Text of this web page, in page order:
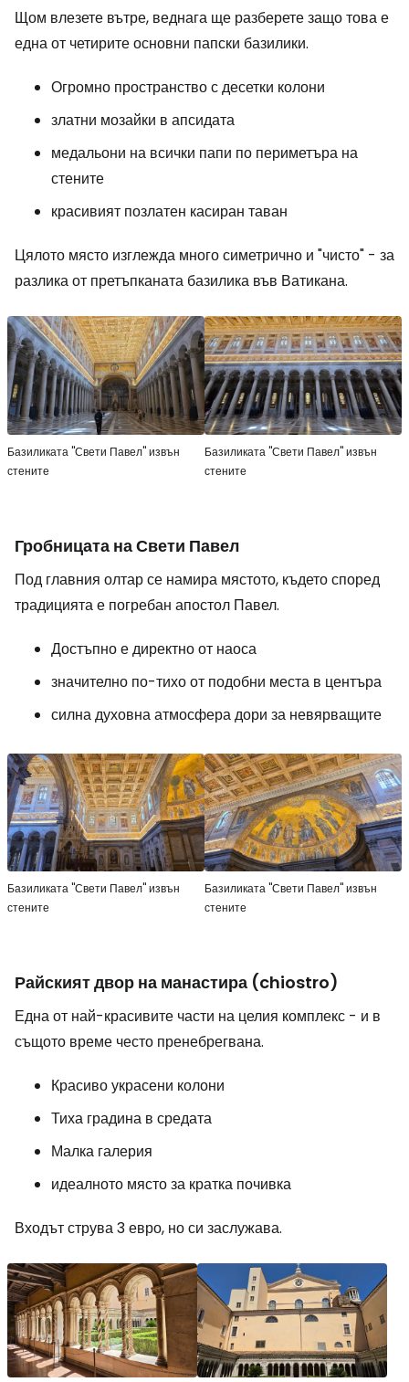
Щом влезете вътре, веднага ще разберете защо това е
една от четирите основни папски базилики.
Огромно пространство с десетки колони
златни мозайки в апсидата
медальони на всички папи по периметъра на
стените
красивият позлатен касиран таван
Цялото място изглежда много симетрично и "чисто" - за
разлика от претъпканата базилика във Ватикана.
Базиликата "Свети Павел" извън
стените
Базиликата "Свети Павел" извън
стените
Гробницата на Свети Павел
Под главния олтар се намира мястото, където според
традицията е погребан апостол Павел.
Достъпно е директно от наоса
значително по-тихо от подобни места в центъра
силна духовна атмосфера дори за невярващите
Базиликата "Свети Павел" извън
стените
Базиликата "Свети Павел" извън
стените
Райският двор на манастира (chiostro)
Една от най-красивите части на целия комплекс - и в
същото време често пренебрегвана.
Красиво украсени колони
Тиха градина в средата
Малка галерия
идеалното място за кратка почивка
Входът струва 3 евро, но си заслужава.